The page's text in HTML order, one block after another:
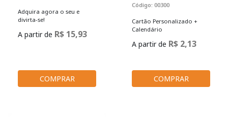
Adquira agora o seu e
divirta-se!
A partir de R$ 15,93
COMPRAR
Código: 00300
Cartão Personalizado +
Calendário
A partir de R$ 2,13
COMPRAR